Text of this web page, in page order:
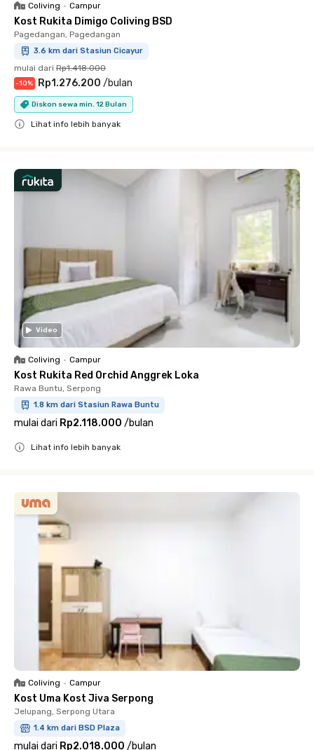
Coliving • Campur
Kost Rukita Dimigo Coliving BSD
Pagedangan, Pagedangan
3.6 km dari Stasiun Cicayur
mulai dari Rp1.418.000
-10% Rp1.276.200 /bulan
Diskon sewa min. 12 Bulan
Lihat info lebih banyak
Video
Coliving • Campur
Kost Rukita Red Orchid Anggrek Loka
Rawa Buntu, Serpong
1.8 km dari Stasiun Rawa Buntu
mulai dari Rp2.118.000 /bulan
Lihat info lebih banyak
Coliving • Campur
Kost Uma Kost Jiva Serpong
Jelupang, Serpong Utara
1.4 km dari BSD Plaza
mulai dari Rp2.018.000 /bulan